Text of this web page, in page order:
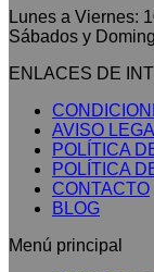
Lunes a Viernes:
Sábados y
ENLACES DE
AVISO
POLÍTICA
POLÍTICA
CONTACTO
BLOG
Menú principal